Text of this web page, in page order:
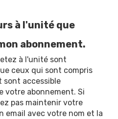
à l'unité que
abonnement.
à l'unité sont
ceux qui sont compris
sont accessible
votre abonnement. Si
pas maintenir votre
email avec votre nom et la